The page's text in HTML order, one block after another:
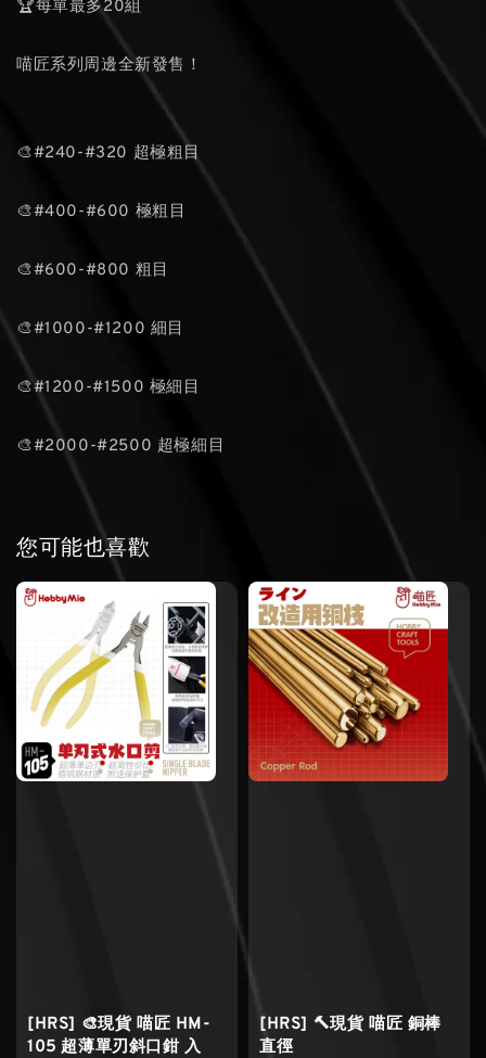
🏆每單最多20組
喵匠系列周邊全新發售！
🎨#240-#320 超極粗目
🎨#400-#600 極粗目
🎨#600-#800 粗目
🎨#1000-#1200 細目
🎨#1200-#1500 極細目
🎨#2000-#2500 超極細目
您可能也喜歡
[HRS] 🎨現貨 喵匠 HM-
105 超薄單刃斜口鉗 入
[HRS] 🔨現貨 喵匠 銅棒
直徑